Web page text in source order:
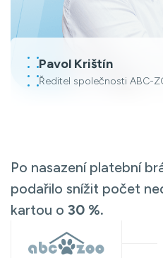
Pavol Krištín
Ředitel společnosti ABC-
Po nasazení platební
podařilo snížit počet
kartou o 30 %.